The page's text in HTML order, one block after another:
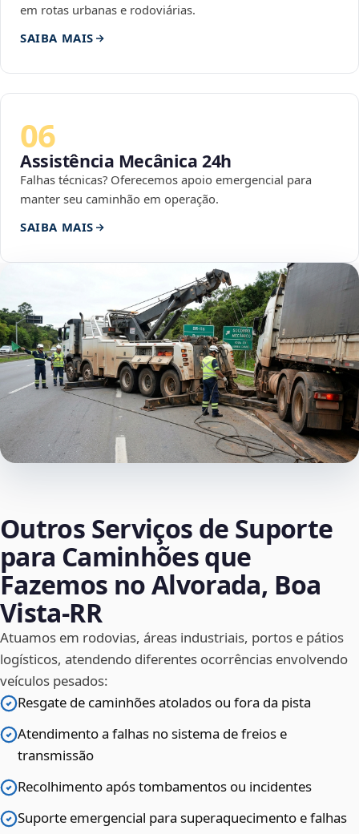
em rotas urbanas e rodoviárias.
SAIBA MAIS
06
Assistência Mecânica 24h
Falhas técnicas? Oferecemos apoio emergencial para
manter seu caminhão em operação.
SAIBA MAIS
Outros Serviços de Suporte
para Caminhões que
Fazemos no Alvorada, Boa
Vista‑RR
Atuamos em rodovias, áreas industriais, portos e pátios
logísticos, atendendo diferentes ocorrências envolvendo
veículos pesados:
Resgate de caminhões atolados ou fora da pista
Atendimento a falhas no sistema de freios e
transmissão
Recolhimento após tombamentos ou incidentes
Suporte emergencial para superaquecimento e falhas